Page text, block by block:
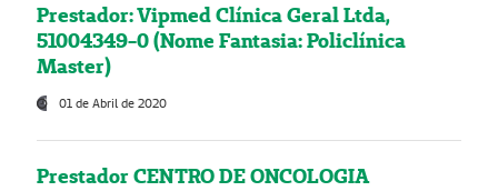
Prestador: Vipmed Clínica Geral Ltda,
51004349-0 (Nome Fantasia: Policlínica
Master)
01 de Abril de 2020
Prestador CENTRO DE ONCOLOGIA